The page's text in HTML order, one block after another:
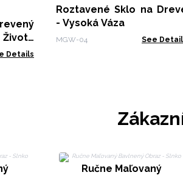
Details
Roztavené Sklo na
- Vysoká Váza
MGW-04 See
Ručne Maľovaný